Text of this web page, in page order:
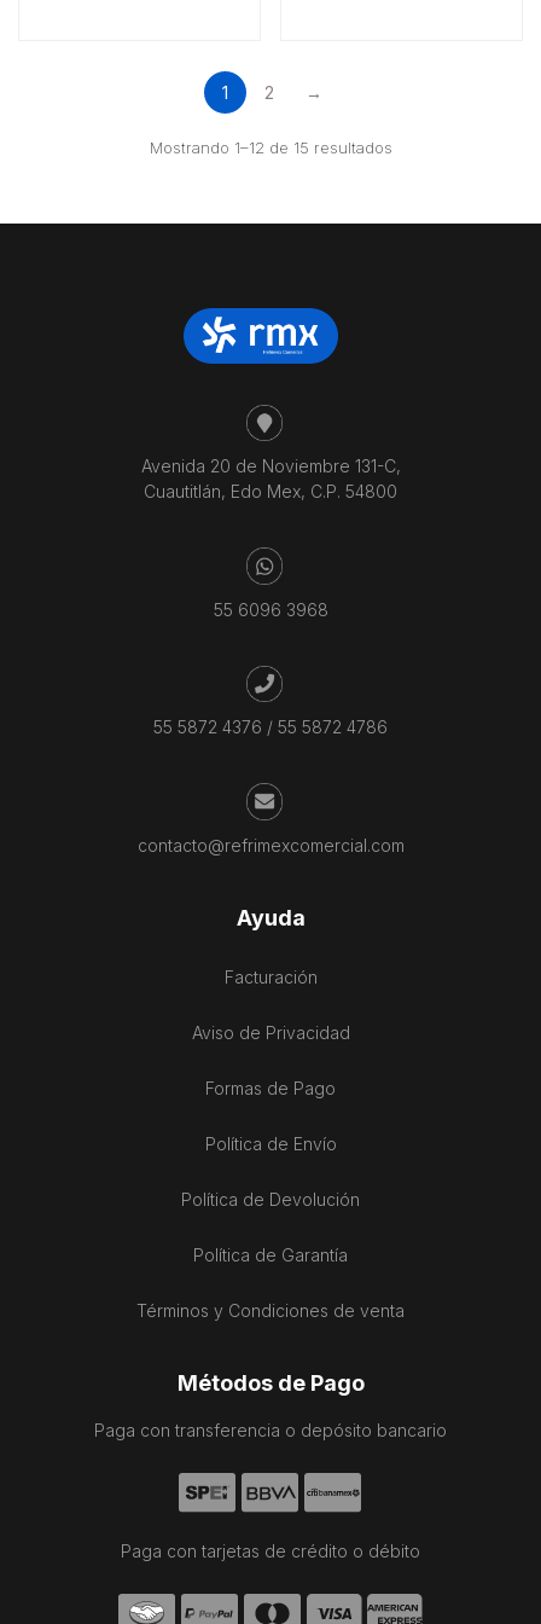
1 2 →
Mostrando 1–12 de 15 resultadosOrdenado
Avenida 20 de Noviembre 131-C,
Cuautitlán, Edo Mex, C.P. 54800
55 6096 3968
55 5872 4376 / 55 5872 4786
contacto@refrimexcomercial.com
Ayuda
Facturación
Aviso de Privacidad
Formas de Pago
Política de Envío
Política de Devolución
Política de Garantía
Términos y Condiciones de venta
Métodos de Pago
Paga con transferencia o depósito bancario
Paga con tarjetas de crédito o débito